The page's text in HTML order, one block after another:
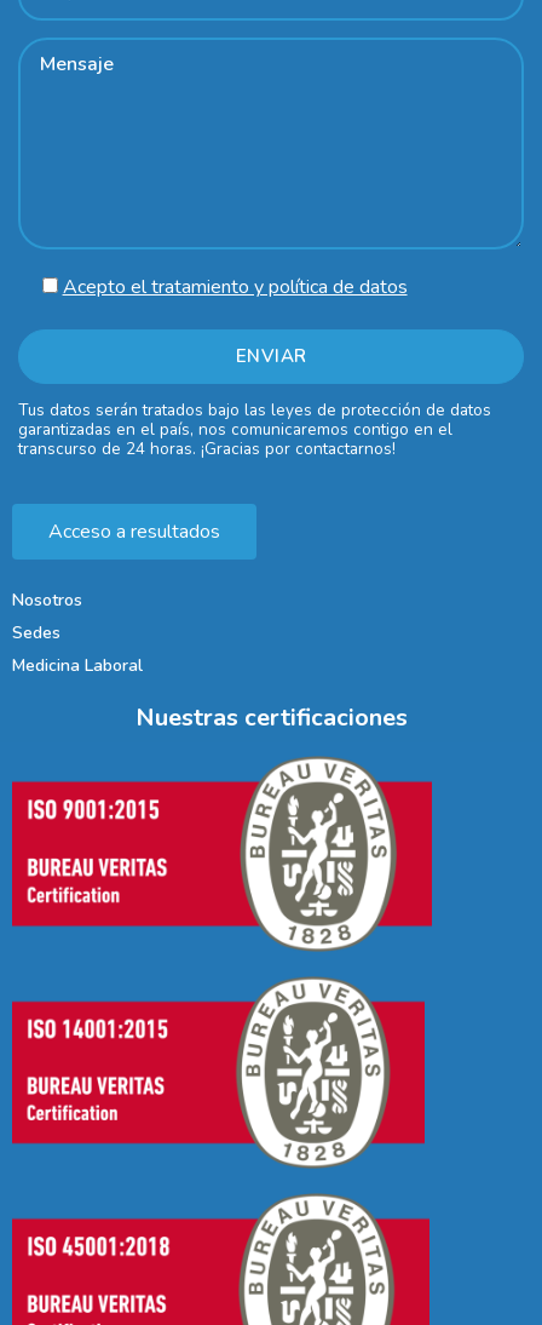
Acepto el tratamiento y política de datos
Tus datos serán tratados bajo las leyes de protección de datos
garantizadas en el país, nos comunicaremos contigo en el
transcurso de 24 horas. ¡Gracias por contactarnos!
Acceso a resultados
Nosotros
Sedes
Medicina Laboral
Nuestras certificaciones